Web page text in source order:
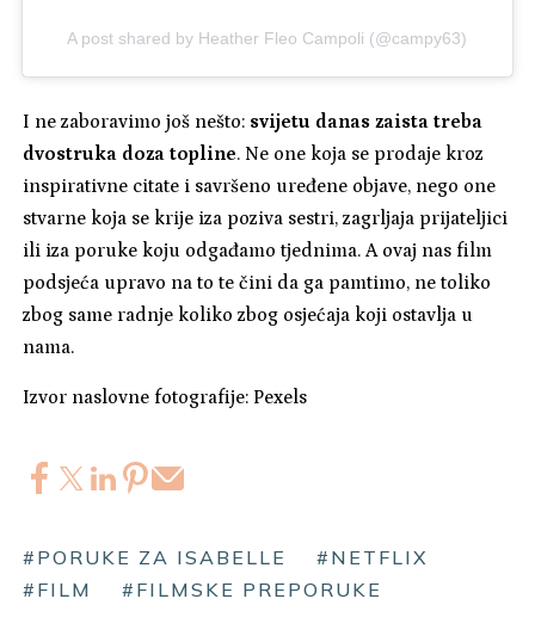
A post shared by Heather Fleo Campoli (@campy63)
I ne zaboravimo još nešto: svijetu danas zaista treba
dvostruka doza topline. Ne one koja se prodaje kroz
inspirativne citate i savršeno uređene objave, nego one
stvarne koja se krije iza poziva sestri, zagrljaja prijateljici
ili iza poruke koju odgađamo tjednima. A ovaj nas film
podsjeća upravo na to te čini da ga pamtimo, ne toliko
zbog same radnje koliko zbog osjećaja koji ostavlja u
nama.
Izvor naslovne fotografije: Pexels
#PORUKE ZA ISABELLE
#NETFLIX
#FILM
#FILMSKE PREPORUKE